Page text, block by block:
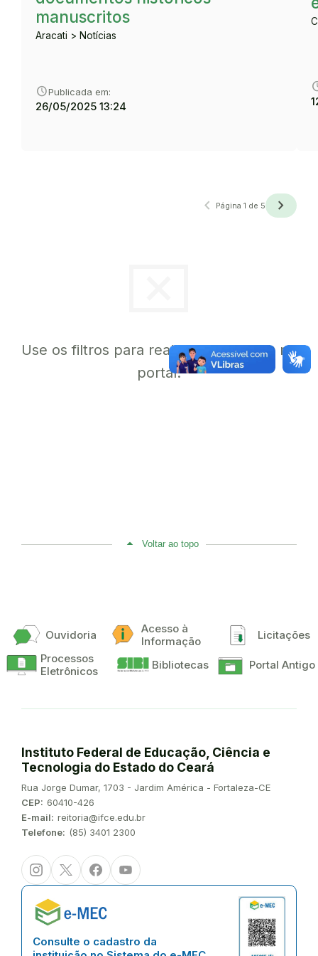
manuscritos
Aracati > Notícias
schedulePublicada em:
26/05/2025 13:24
navigate_before
Anterior
Página 1 de 5 navigate_next
Próxima
Use os filtros para realizar uma busca no
portal.
Voltar ao topo
Ouvidoria
Acesso à
Informação
Licitações
Processos
Eletrônicos
Bibliotecas Portal Antigo
Instituto Federal de Educação, Ciência e
Tecnologia do Estado do Ceará
Endereço:
Rua Jorge Dumar, 1703 - Jardim América - Fortaleza-CE
CEP: 60410-426
E-mail: reitoria@ifce.edu.br
Telefone: (85) 3401 2300
InstagramTwitter/XFacebookYoutube
Consulte o cadastro da